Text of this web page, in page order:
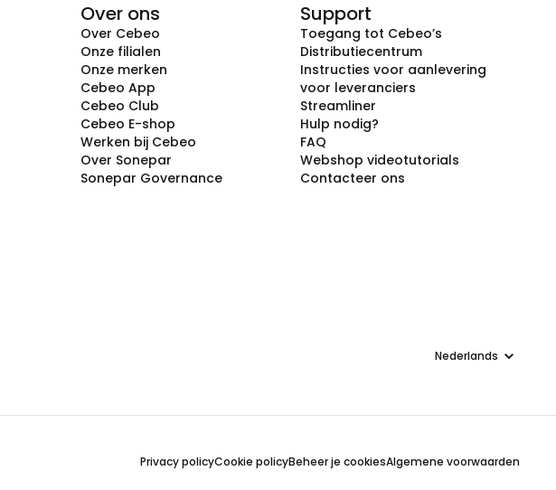
Over ons
Over Cebeo
Onze filialen
Onze merken
Cebeo App
Cebeo Club
Cebeo E-shop
Werken bij Cebeo
Over Sonepar
Sonepar Governance
Support
Toegang tot Cebeo’s
Distributiecentrum
Instructies voor aanlevering
voor leveranciers
Streamliner
Hulp nodig?
FAQ
Webshop videotutorials
Contacteer ons
Taal
Privacy policyCookie policyBeheer je cookiesAlgemene voorwaarden